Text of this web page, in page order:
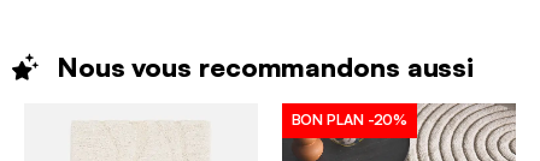
Nous vous recommandons aussi
BON PLAN -20%